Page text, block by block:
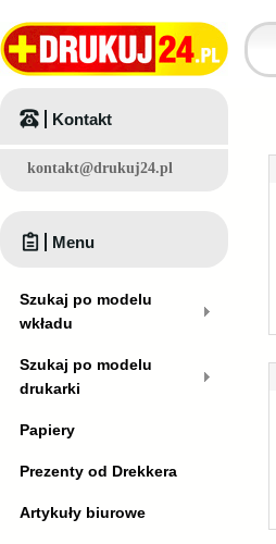
Kontakt
kontakt@drukuj24.pl
Menu
Szukaj po modelu
wkładu
Szukaj po modelu
drukarki
Papiery
Prezenty od Drekkera
Artykuły biurowe